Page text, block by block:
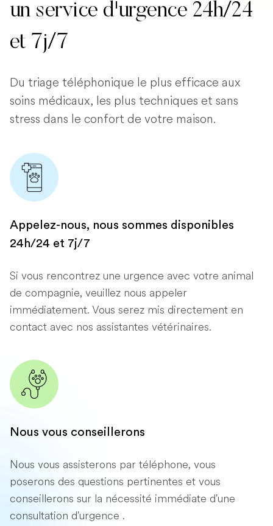
un service d'urgence 24h/24
et 7j/7
Du triage téléphonique le plus efficace aux
soins médicaux, les plus techniques et sans
stress dans le confort de votre maison.
Appelez-nous, nous sommes disponibles
24h/24 et 7j/7
Si vous rencontrez une urgence avec votre animal
de compagnie, veuillez nous appeler
immédiatement. Vous serez mis directement en
contact avec nos assistantes vétérinaires.
Nous vous conseillerons
Nous vous assisterons par téléphone, vous
poserons des questions pertinentes et vous
conseillerons sur la nécessité immédiate d'une
consultation d'urgence .